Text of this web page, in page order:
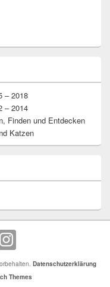
– 2018
– 2014
Finden und Entdecken
Katzen
Datenschutzerklärung
Themes